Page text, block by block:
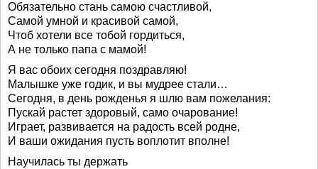
Обязательно стань самою счастливой,
Самой умной и красивой самой,
Чтоб хотели все тобой гордиться,
А не только папа с мамой!
Я вас обоих сегодня поздравляю!
Малышке уже годик, и вы мудрее стали…
Сегодня, в день рожденья я шлю вам пожелания:
Пускай растет здоровый, само очарование!
Играет, развивается на радость всей родне,
И ваши ожидания пусть воплотит вполне!
Научилась ты держать